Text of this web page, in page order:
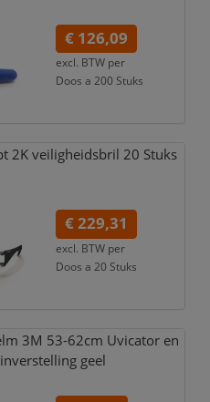
€ 126,09
excl. BTW per
Doos a 200 Stuks
2K veiligheidsbril 20 Stuks
€ 229,31
excl. BTW per
Doos a 20 Stuks
3M 53-62cm Uvicator en
geel